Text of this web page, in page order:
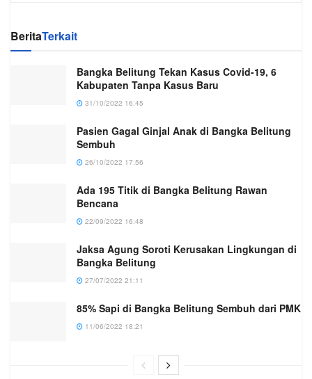
BeritaTerkait
Bangka Belitung Tekan Kasus Covid-19, 6
Kabupaten Tanpa Kasus Baru
31/10/2022 16:45
Pasien Gagal Ginjal Anak di Bangka Belitung
Sembuh
26/10/2022 17:56
Ada 195 Titik di Bangka Belitung Rawan
Bencana
22/09/2022 16:48
Jaksa Agung Soroti Kerusakan Lingkungan di
Bangka Belitung
27/07/2022 21:11
85% Sapi di Bangka Belitung Sembuh dari PMK
11/06/2022 18:21